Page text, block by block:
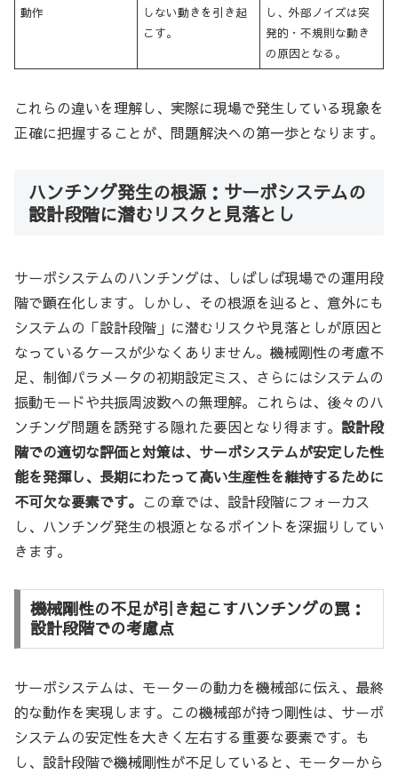
動作
しない動きを引き起
こす。
し、外部ノイズは突
発的・不規則な動き
の原因となる。
これらの違いを理解し、実際に現場で発生している現象を
正確に把握することが、問題解決への第一歩となります。
ハンチング発生の根源：サーボシステムの
設計段階に潜むリスクと見落とし
サーボシステムのハンチングは、しばしば現場での運用段
階で顕在化します。しかし、その根源を辿ると、意外にも
システムの「設計段階」に潜むリスクや見落としが原因と
なっているケースが少なくありません。機械剛性の考慮不
足、制御パラメータの初期設定ミス、さらにはシステムの
振動モードや共振周波数への無理解。これらは、後々のハ
ンチング問題を誘発する隠れた要因となり得ます。 設計段
階での適切な評価と対策は、サーボシステムが安定した性
能を発揮し、長期にわたって高い生産性を維持するために
不可欠な要素です。 この章では、設計段階にフォーカス
し、ハンチング発生の根源となるポイントを深掘りしてい
きます。
機械剛性の不足が引き起こすハンチングの罠：
設計段階での考慮点
サーボシステムは、モーターの動力を機械部に伝え、最終
的な動作を実現します。この機械部が持つ剛性は、サーボ
システムの安定性を大きく左右する重要な要素です。も
し、設計段階で機械剛性が不足していると、モーターから